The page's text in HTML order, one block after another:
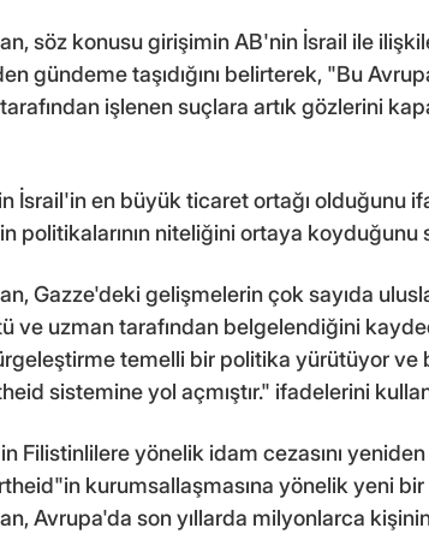
söz konusu girişimin AB'nin İsrail ile
gündeme taşıdığını belirterek, "Bu
işlenen suçlara artık gözlerini
İsrail'in en büyük ticaret ortağı olduğunu
politikalarının niteliğini ortaya koyduğunu
Gazze'deki gelişmelerin çok sayıda
ve uzman tarafından belgelendiğini
temelli bir politika yürütüyor ve
sistemine yol açmıştır." ifadelerini
Filistinlilere yönelik idam cezasını
kurumsallaşmasına yönelik yeni
Avrupa'da son yıllarda milyonlarca